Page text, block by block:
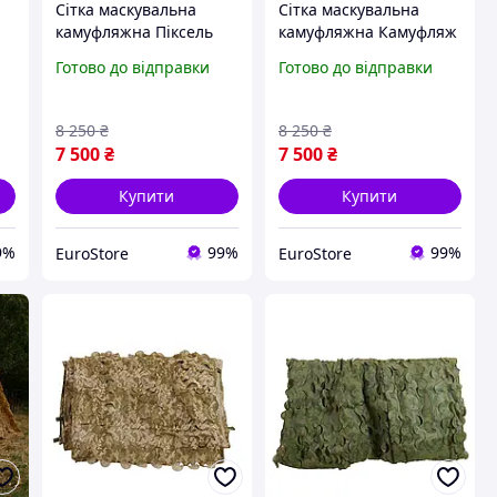
Сітка маскувальна
камуфляжна Піксель
авто, техніки та
Готово до відправки
7 500 ₴
8 250 ₴
Купити
EuroStore 99%
Сітка маскувальна
камуфляжна Камуфляж
авто, техніки та
Готово до відправки
7 500₴
8 250 ₴
Купити
EuroStore 99%